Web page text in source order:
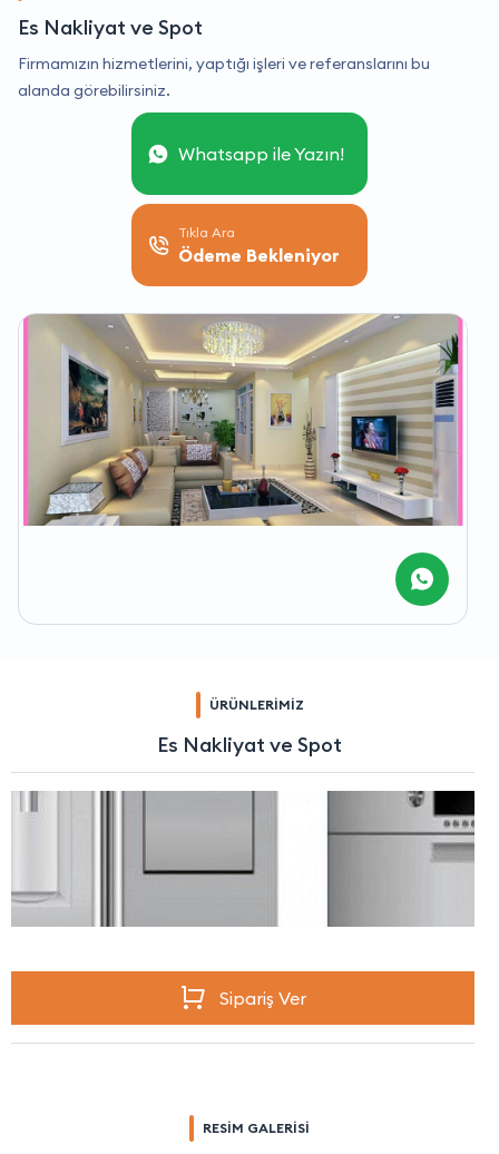
Es Nakliyat ve Spot
Firmamızın hizmetlerini, yaptığı işleri ve referanslarını bu
alanda görebilirsiniz.
Whatsapp ile Yazın!
Tıkla Ara
Ödeme Bekleniyor
ÜRÜNLERİMİZ
Es Nakliyat ve Spot
Sipariş Ver
RESİM GALERİSİ